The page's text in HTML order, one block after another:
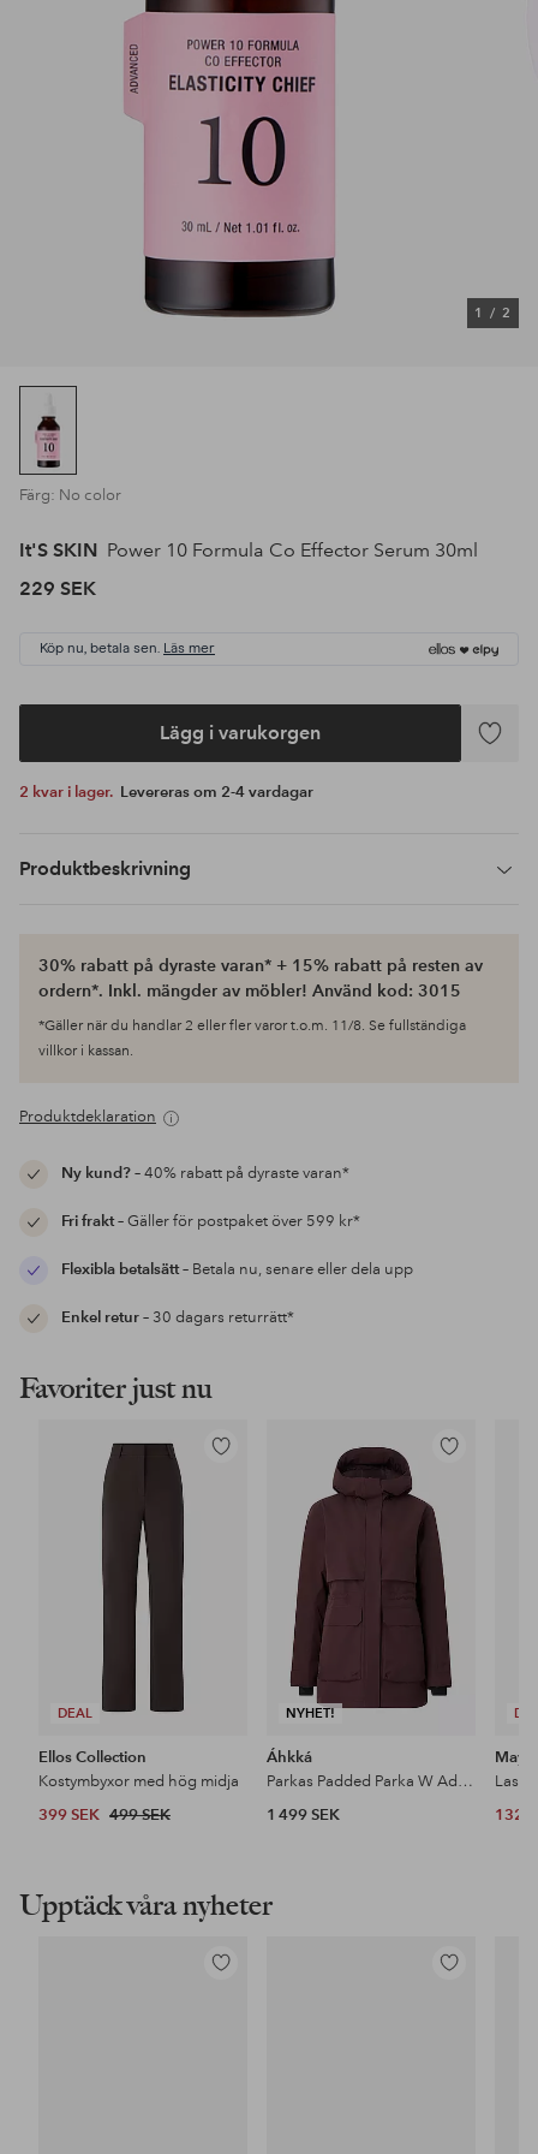
1 / 2
Färg: No color
It'S SKIN Power 10 Formula Co Effector Serum 30ml
229 SEK
Köp nu, betala sen. Läs mer
Lägg i varukorgen
Lägg
2 kvar i lager. Levereras om 2-4 vardagar
Produktbeskrivning
30% rabatt på dyraste varan* + 15% rabatt på resten av
ordern*. Inkl. mängder av möbler! Använd kod: 3015
*Gäller när du handlar 2 eller fler varor t.o.m. 11/8. Se fullständiga
villkor i kassan.
Produktdeklaration
Ny kund?– 40% rabatt på dyraste varan*
Fri frakt– Gäller för postpaket över 599 kr*
Flexibla betalsätt– Betala nu, senare eller dela upp
Enkel retur– 30 dagars returrätt*
Favoriter just nu
DEAL
Lägg
Ellos Collection
Kostymbyxor med hög midja
399 SEK 499 SEK
NYHET!
Lägg
i
favoriter
Áhkká
Parkas Padded Parka W Adjustable Waist
1 499 SEK
132
Upptäck våra nyheter
Lägg
Lägg